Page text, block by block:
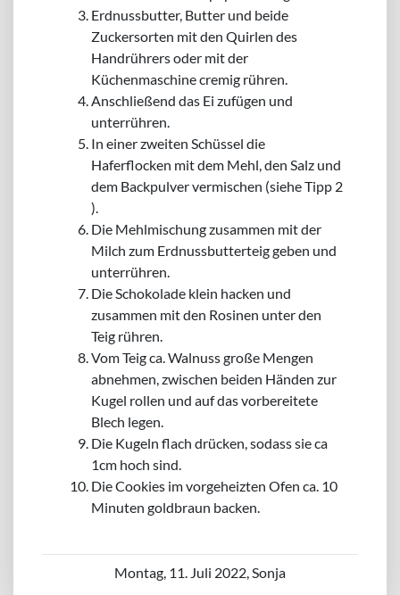
Erdnussbutter, Butter und beide
Zuckersorten mit den Quirlen des
Handrührers oder mit der
Küchenmaschine cremig rühren.
Anschließend das Ei zufügen und
unterrühren.
In einer zweiten Schüssel die
Haferflocken mit dem Mehl, den Salz und
dem Backpulver vermischen (siehe Tipp 2
).
Die Mehlmischung zusammen mit der
Milch zum Erdnussbutterteig geben und
unterrühren.
Die Schokolade klein hacken und
zusammen mit den Rosinen unter den
Teig rühren.
Vom Teig ca. Walnuss große Mengen
abnehmen, zwischen beiden Händen zur
Kugel rollen und auf das vorbereitete
Blech legen.
Die Kugeln flach drücken, sodass sie ca
1cm hoch sind.
Die Cookies im vorgeheizten Ofen ca. 10
Minuten goldbraun backen.
Montag, 11. Juli 2022, Sonja